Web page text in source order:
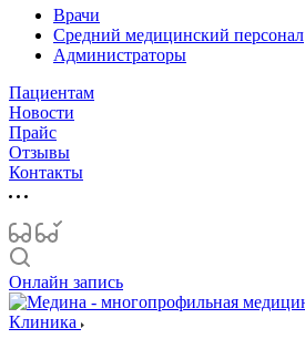
Врачи
Средний медицинский персонал
Администраторы
Пациентам
Новости
Прайс
Отзывы
Контакты
Онлайн запись
Клиника